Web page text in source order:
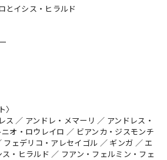
とイシス・ヒラルド
〉
ス ／ アンドレ・メマーリ ／ アンドレス・
オ・ロウレイロ ／ ビアンカ・ジスモンチ
フェデリコ・アレセイゴル ／ ギンガ ／ エ
・ヒラルド ／ フアン・フェルミン・フェ